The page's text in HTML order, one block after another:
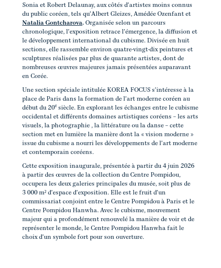
Sonia et Robert Delaunay, aux côtés d'artistes moins connus
du public coréen, tels qu'Albert Gleizes, Amédée Ozenfant et
Natalia Gontcharova. Organisée selon un parcours
chronologique, l'exposition retrace l'émergence, la diffusion et
le développement international du cubisme. Divisée en huit
sections, elle rassemble environ quatre-vingt-dix peintures et
sculptures réalisées par plus de quarante artistes, dont de
nombreuses œuvres majeures jamais présentées auparavant
en Corée.
Une section spéciale intitulée KOREA FOCUS s'intéresse à la
place de Paris dans la formation de l'art moderne coréen au
début du 20e siècle. En explorant les échanges entre le cubisme
occidental et différents domaines artistiques coréens – les arts
visuels, la photographie , la littérature ou la danse – cette
section met en lumière la manière dont la « vision moderne »
issue du cubisme a nourri les développements de l'art moderne
et contemporain coréens.
Cette exposition inaugurale, présentée à partir du 4 juin 2026
à partir des œuvres de la collection du Centre Pompidou,
occupera les deux galeries principales du musée, soit plus de
3 000 m² d'espace d'exposition. Elle est le fruit d'un
commissariat conjoint entre le Centre Pompidou à Paris et le
Centre Pompidou Hanwha. Avec le cubisme, mouvement
majeur qui a profondément renouvelé la manière de voir et de
représenter le monde, le Centre Pompidou Hanwha fait le
choix d'un symbole fort pour son ouverture.